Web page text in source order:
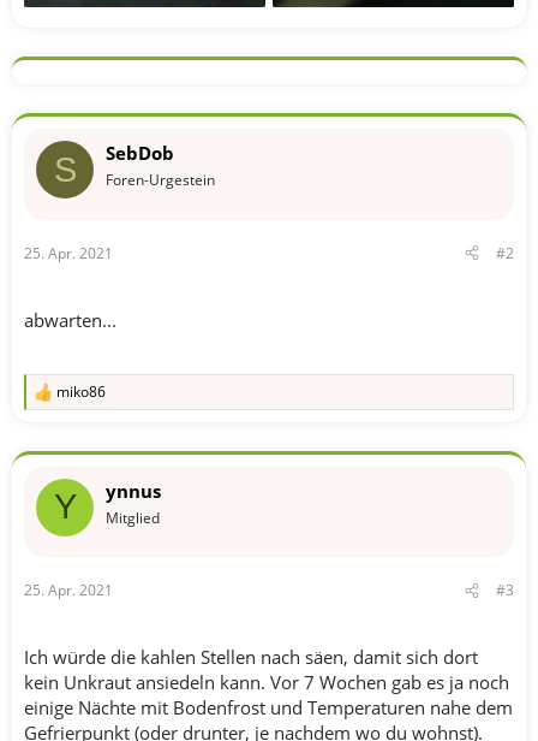
S SebDob
Foren-Urgestein
25. Apr. 2021 #2
abwarten...
R
k
o
:
miko86
Y ynnus
Mitglied
25. Apr. 2021 #3
Ich würde die kahlen Stellen nach säen, damit sich dort
kein Unkraut ansiedeln kann. Vor 7 Wochen gab es ja noch
einige Nächte mit Bodenfrost und Temperaturen nahe dem
Gefrierpunkt (oder drunter, je nachdem wo du wohnst).